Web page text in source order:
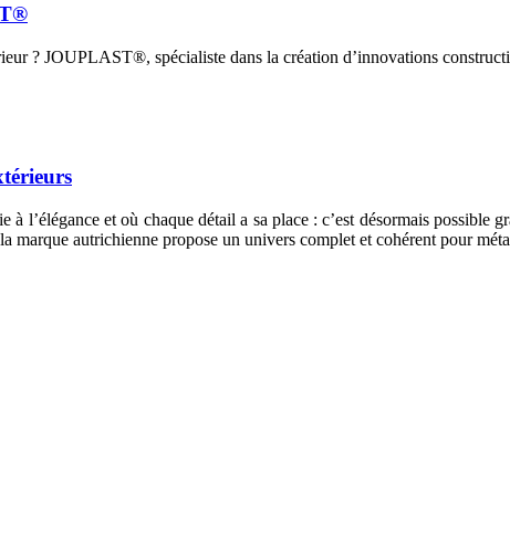
? JOUPLAST®, spécialiste dans la création d’innovations
l’élégance et où chaque détail a sa place : c’est désormais possible
autrichienne propose un univers complet et cohérent pour